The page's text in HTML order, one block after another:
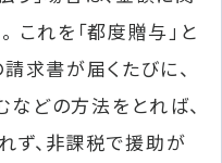
これを「都度贈与」と
求書が届くたびに、
どの方法をとれば、
ず、非課税で援助が